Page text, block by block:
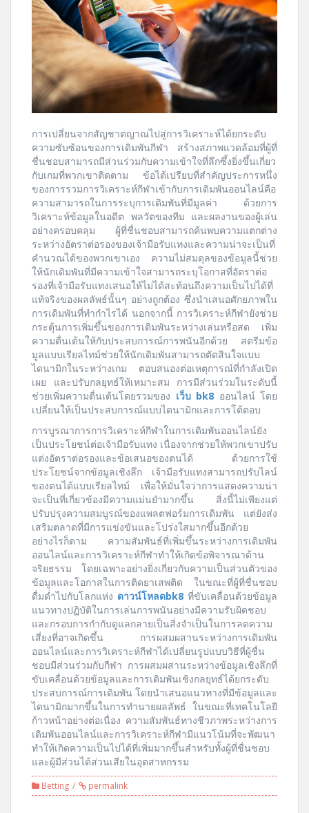
การเปลี่ยนจากสัญชาตญาณไปสู่การวิเคราะห์ได้ยกระดับ
ความซับซ้อนของการเดิมพันกีฬา สร้างสภาพแวดล้อมที่ผู้ที่
ชื่นชอบสามารถมีส่วนร่วมกับความเข้าใจที่ลึกซึ้งยิ่งขึ้นเกี่ยว
กับเกมที่พวกเขาติดตาม ข้อได้เปรียบที่สำคัญประการหนึ่ง
ของการรวมการวิเคราะห์กีฬาเข้ากับการเดิมพันออนไลน์คือ
ความสามารถในการระบุการเดิมพันที่มีมูลค่า ด้วยการ
วิเคราะห์ข้อมูลในอดีต พลวัตของทีม และผลงานของผู้เล่น
อย่างครอบคลุม ผู้ที่ชื่นชอบสามารถค้นพบความแตกต่าง
ระหว่างอัตราต่อรองของเจ้ามือรับแทงและความน่าจะเป็นที่
คำนวณได้ของพวกเขาเอง ความไม่สมดุลของข้อมูลนี้ช่วย
ให้นักเดิมพันที่มีความเข้าใจสามารถระบุโอกาสที่อัตราต่อ
รองที่เจ้ามือรับแทงเสนอให้ไม่ได้สะท้อนถึงความเป็นไปได้ที่
แท้จริงของผลลัพธ์นั้นๆ อย่างถูกต้อง ซึ่งนำเสนอศักยภาพใน
การเดิมพันที่ทำกำไรได้ นอกจากนี้ การวิเคราะห์กีฬายังช่วย
กระตุ้นการเพิ่มขึ้นของการเดิมพันระหว่างเล่นหรือสด เพิ่ม
ความตื่นเต้นให้กับประสบการณ์การพนันอีกด้วย สตรีมข้อ
มูลแบบเรียลไทม์ช่วยให้นักเดิมพันสามารถตัดสินใจแบบ
ไดนามิกในระหว่างเกม ตอบสนองต่อเหตุการณ์ที่กำลังเปิด
เผย และปรับกลยุทธ์ให้เหมาะสม การมีส่วนร่วมในระดับนี้
ช่วยเพิ่มความตื่นเต้นโดยรวมของ เว็บ bk8 ออนไลน์ โดย
เปลี่ยนให้เป็นประสบการณ์แบบไดนามิกและการโต้ตอบ
การบูรณาการการวิเคราะห์กีฬาในการเดิมพันออนไลน์ยัง
เป็นประโยชน์ต่อเจ้ามือรับแทง เนื่องจากช่วยให้พวกเขาปรับ
แต่งอัตราต่อรองและข้อเสนอของตนได้ ด้วยการใช้
ประโยชน์จากข้อมูลเชิงลึก เจ้ามือรับแทงสามารถปรับไลน์
ของตนได้แบบเรียลไทม์ เพื่อให้มั่นใจว่าการแสดงความน่า
จะเป็นที่เกี่ยวข้องมีความแม่นยำมากขึ้น สิ่งนี้ไม่เพียงแต่
ปรับปรุงความสมบูรณ์ของแพลตฟอร์มการเดิมพัน แต่ยังส่ง
เสริมตลาดที่มีการแข่งขันและโปร่งใสมากขึ้นอีกด้วย
อย่างไรก็ตาม ความสัมพันธ์ที่เพิ่มขึ้นระหว่างการเดิมพัน
ออนไลน์และการวิเคราะห์กีฬาทำให้เกิดข้อพิจารณาด้าน
จริยธรรม โดยเฉพาะอย่างยิ่งเกี่ยวกับความเป็นส่วนตัวของ
ข้อมูลและโอกาสในการติดยาเสพติด ในขณะที่ผู้ที่ชื่นชอบ
ดื่มด่ำไปกับโลกแห่ง ดาวน์โหลดbk8 ที่ขับเคลื่อนด้วยข้อมูล
แนวทางปฏิบัติในการเล่นการพนันอย่างมีความรับผิดชอบ
และกรอบการกำกับดูแลกลายเป็นสิ่งจำเป็นในการลดความ
เสี่ยงที่อาจเกิดขึ้น การผสมผสานระหว่างการเดิมพัน
ออนไลน์และการวิเคราะห์กีฬาได้เปลี่ยนรูปแบบวิธีที่ผู้ชื่น
ชอบมีส่วนร่วมกับกีฬา การผสมผสานระหว่างข้อมูลเชิงลึกที่
ขับเคลื่อนด้วยข้อมูลและการเดิมพันเชิงกลยุทธ์ได้ยกระดับ
ประสบการณ์การเดิมพัน โดยนำเสนอแนวทางที่มีข้อมูลและ
ไดนามิกมากขึ้นในการทำนายผลลัพธ์ ในขณะที่เทคโนโลยี
ก้าวหน้าอย่างต่อเนื่อง ความสัมพันธ์ทางชีวภาพระหว่างการ
เดิมพันออนไลน์และการวิเคราะห์กีฬามีแนวโน้มที่จะพัฒนา
ทำให้เกิดความเป็นไปได้ที่เพิ่มมากขึ้นสำหรับทั้งผู้ที่ชื่นชอบ
และผู้มีส่วนได้ส่วนเสียในอุตสาหกรรม
Betting permalink